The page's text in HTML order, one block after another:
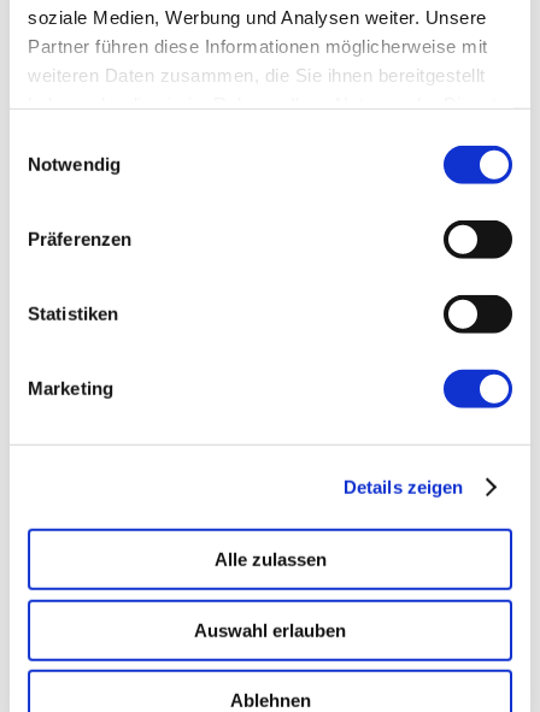
soziale Medien, Werbung und Analysen weiter. Unsere
Partner führen diese Informationen möglicherweise mit
weiteren Daten zusammen, die Sie ihnen bereitgestellt
Notwendig
Präferenzen
Statistiken
Marketing
Details zeigen
Alle zulassen
Auswahl erlauben
Ablehnen
E-Mail-Adresse*
Website
← Vorherige: